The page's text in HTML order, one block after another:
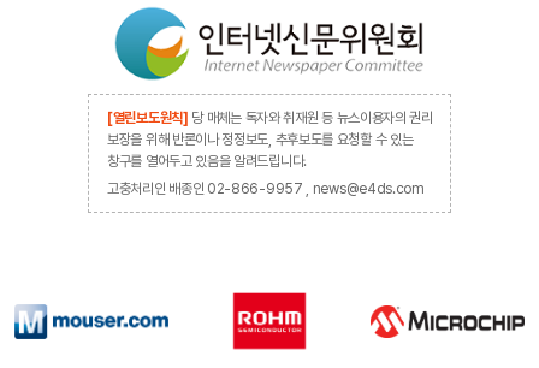
[열린보도원칙] 당 매체는 독자와 취재원 등 뉴스이용자의 권리
보장을 위해 반론이나 정정보도, 추후보도를 요청할 수 있는
창구를 열어두고 있음을 알려드립니다.
고충처리인 배종인 02-866-9957 , news@e4ds.com